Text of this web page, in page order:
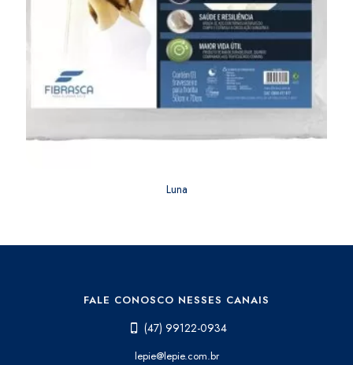
Luna
FALE CONOSCO NESSES CANAIS
(47) 99122-0934
lepie@lepie.com.br